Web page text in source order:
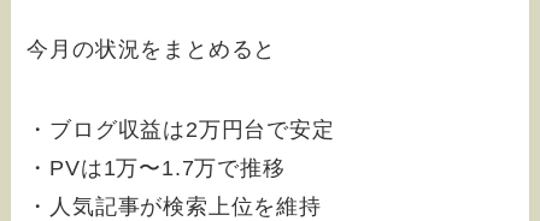
今月の状況をまとめると
・ブログ収益は2万円台で安定
・PVは1万〜1.7万で推移
・人気記事が検索上位を維持